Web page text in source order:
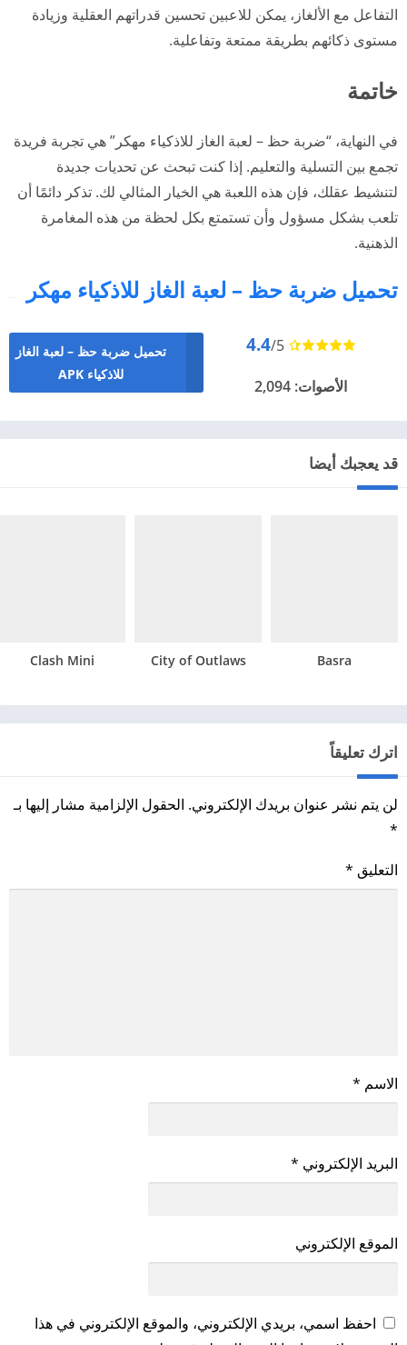
التفاعل مع الألغاز، يمكن للاعبين تحسين قدراتهم العقلية وزيادة
مستوى ذكائهم بطريقة ممتعة وتفاعلية.
خاتمة
في النهاية، “ضربة حظ – لعبة الغاز للاذكياء مهكر” هي تجربة فريدة
تجمع بين التسلية والتعليم. إذا كنت تبحث عن تحديات جديدة
لتنشيط عقلك، فإن هذه اللعبة هي الخيار المثالي لك. تذكر دائمًا أن
تلعب بشكل مسؤول وأن تستمتع بكل لحظة من هذه المغامرة
الذهنية.
تحميل ضربة حظ – لعبة الغاز للاذكياء مهكر
4.4/5
الأصوات: 2,094
تحميل ضربة حظ – لعبة الغاز
للاذكياء APK
قد يعجبك أيضا
Basra
City of Outlaws
Clash Mini
اترك تعليقاً
لن يتم نشر عنوان بريدك الإلكتروني. الحقول الإلزامية مشار إليها بـ
*
التعليق *
الاسم *
البريد الإلكتروني *
الموقع الإلكتروني
احفظ اسمي، بريدي الإلكتروني، والموقع الإلكتروني في هذا